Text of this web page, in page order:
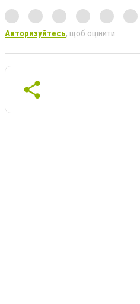
Авторизуйтесь, щоб оцінити